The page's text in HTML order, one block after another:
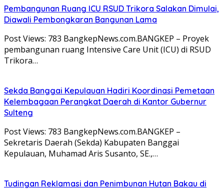
Pembangunan Ruang ICU RSUD Trikora Salakan Dimulai,
Diawali Pembongkaran Bangunan Lama
Post Views: 783 BangkepNews.com.BANGKEP – Proyek
pembangunan ruang Intensive Care Unit (ICU) di RSUD
Trikora…
Sekda Banggai Kepulauan Hadiri Koordinasi Pemetaan
Kelembagaan Perangkat Daerah di Kantor Gubernur
Sulteng
Post Views: 783 BangkepNews.com.BANGKEP –
Sekretaris Daerah (Sekda) Kabupaten Banggai
Kepulauan, Muhamad Aris Susanto, SE.,…
Tudingan Reklamasi dan Penimbunan Hutan Bakau di